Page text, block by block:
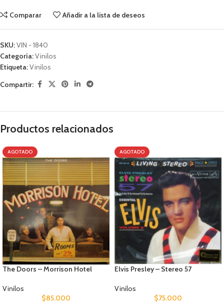
Comparar
Añadir a la lista de deseos
SKU:VIN - 1840
Categoría:Vinilos
Etiqueta:Vinilos
Compartir:
Productos relacionados
AGOTADO
The Doors – Morrison Hotel
Vinilos
$85.000
AGOTADO
Elvis Presley – Stereo 57
Vinilos
$75.000